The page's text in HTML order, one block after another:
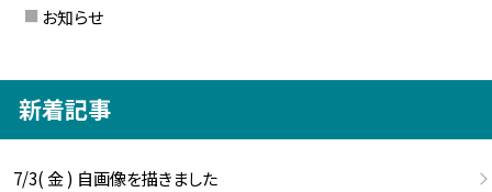
お知らせ
新着記事
7/3( 金 ) 自画像を描きました